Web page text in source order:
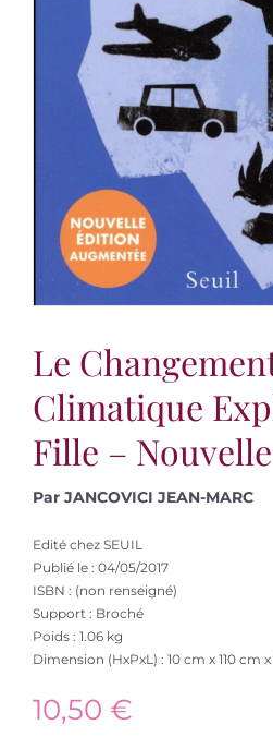
Le
Climatique
Fille –
Par JANCOVICI JEAN-MARC
Edité chez SEUIL
Publié le : 04/05/2017
ISBN : (non renseigné)
Support : Broché
Poids : 1.06 kg
Dimension (HxPxL) : 10 cm x 110 cm
10,50 €